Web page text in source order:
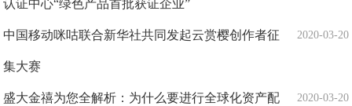
认证中心“绿色产品首批获证企业”
2020-03-20
​中国移动咪咕联合新华社共同发起云赏樱创作者征
集大赛
2020-03-20
盛大金禧为您全解析：为什么要进行全球化资产配